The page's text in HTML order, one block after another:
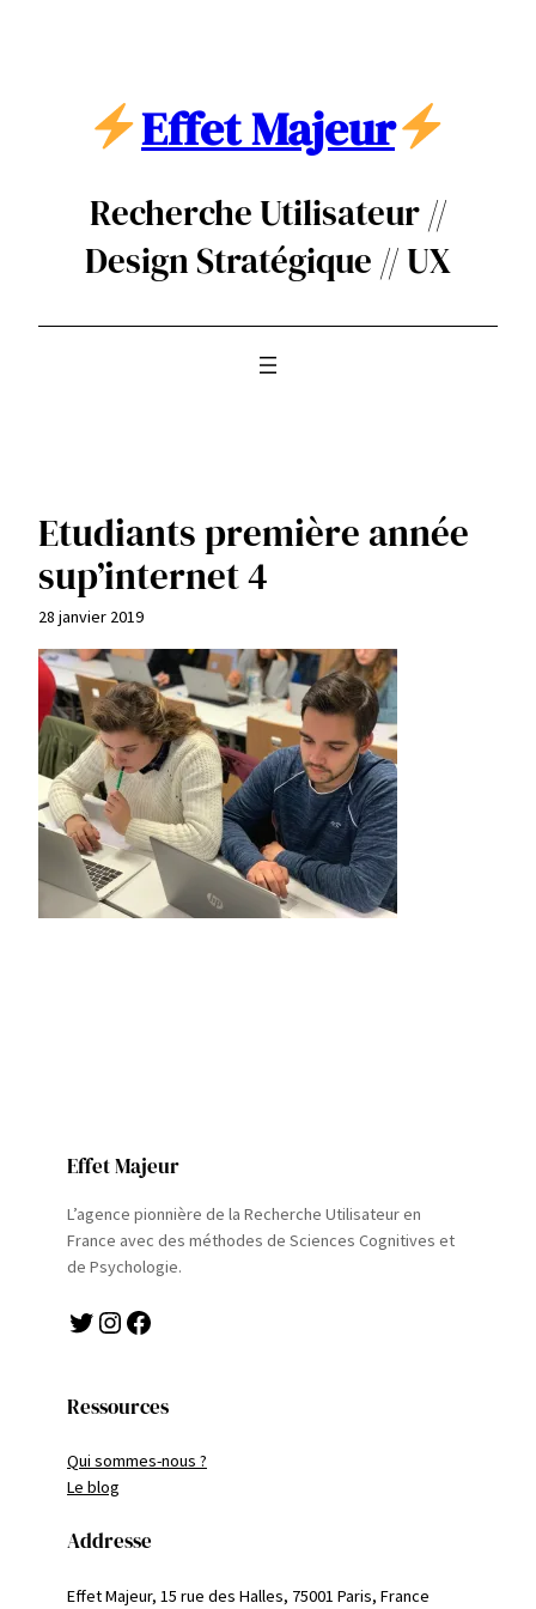
Effet Majeur
Recherche Utilisateur //
Design Stratégique // UX
Etudiants première année
sup’internet 4
28 janvier 2019
Effet Majeur
L’agence pionnière de la Recherche Utilisateur en
France avec des méthodes de Sciences Cognitives et
de Psychologie.
Twitter Instagram Facebook
Ressources
Qui sommes-nous ?
Le blog
Addresse
Effet Majeur, 15 rue des Halles, 75001 Paris, France